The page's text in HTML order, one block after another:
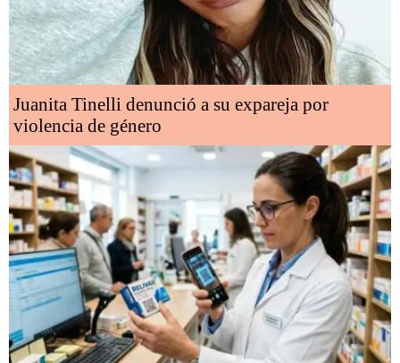
Juanita Tinelli denunció a su expareja por
violencia de género